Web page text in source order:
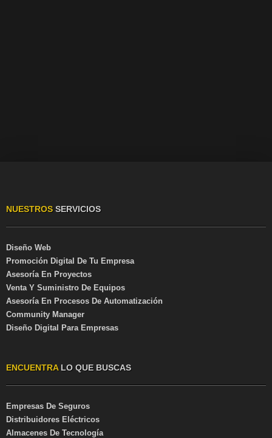
NUESTROSSERVICIOS
Diseño Web
Promoción Digital De Tu Empresa
Asesoría En Proyectos
Venta Y Suministro De Equipos
Asesoría En Procesos De Automatización
Community Manager
Diseño Digital Para Empresas
ENCUENTRALO QUE BUSCAS
Empresas De Seguros
Distribuidores Eléctricos
Almacenes De Tecnología